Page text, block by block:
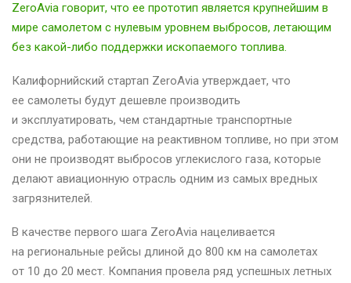
ZeroAvia говорит, что ее прототип является крупнейшим в
мире самолетом с нулевым уровнем выбросов, летающим
без какой-либо поддержки ископаемого топлива.
Калифорнийский стартап ZeroAvia утверждает, что
ее самолеты будут дешевле производить
и эксплуатировать, чем стандартные транспортные
средства, работающие на реактивном топливе, но при этом
они не производят выбросов углекислого газа, которые
делают авиационную отрасль одним из самых вредных
загрязнителей.
В качестве первого шага ZeroAvia нацеливается
на региональные рейсы длиной до 800 км на самолетах
от 10 до 20 мест. Компания провела ряд успешных летных